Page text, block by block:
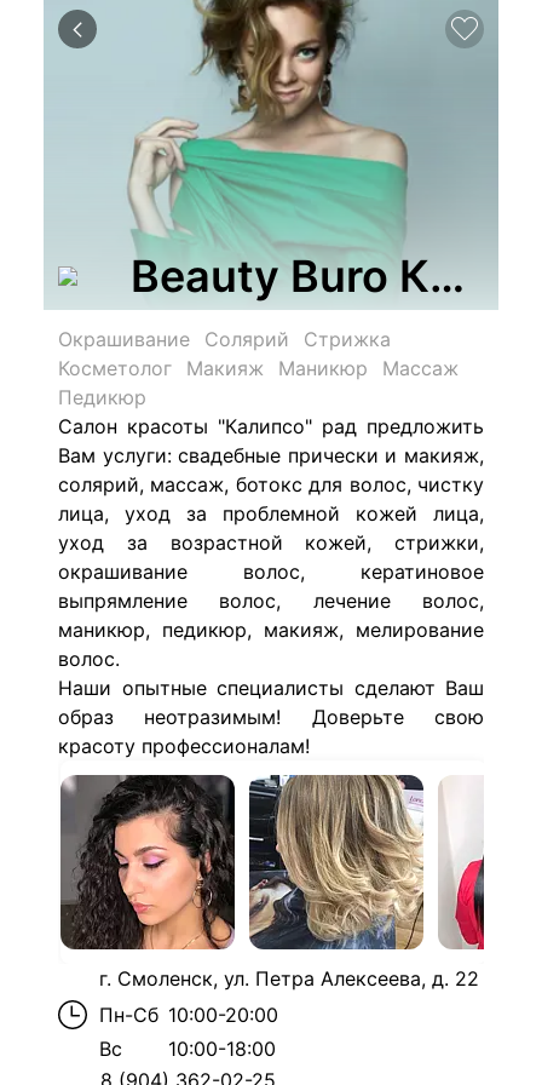
Beauty Buro
Окрашивание Солярий
Стрижка
Косметолог
Макияж Маникюр
Массаж
Педикюр
Салон красоты "Калипсо" рад предложить
Вам услуги: свадебные прически и макияж,
солярий, массаж, ботокс для волос, чистку
лица, уход за проблемной кожей лица,
уход за возрастной кожей,
стрижки,
окрашивание волос, кератиновое
выпрямление волос, лечение волос,
маникюр, педикюр, макияж, мелирование
волос.
Наши опытные специалисты сделают Ваш
образ неотразимым! Доверьте свою
красоту профессионалам!
г. Смоленск, ул. Петра Алексеева, д. 22
Пн-Сб 10:00-20:00
Вс
10:00-18:00
8 (904) 362-02-25